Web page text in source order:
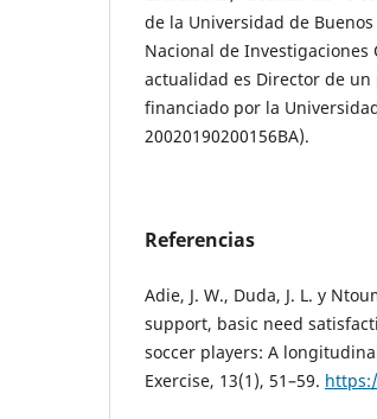
de la Universidad de
Nacional de Investigaciones
actualidad es Director de
financiado por la
20020190200156BA).
Referencias
Adie, J. W., Duda, J. L. y
support, basic need
soccer players: A
Exercise, 13(1), 51–59.